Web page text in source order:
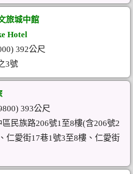
旅城中館
Hotel
392公尺
3號
393公尺
區民族路206號1至8樓(含206號2
仁愛街17巷1號3至8樓、仁愛街